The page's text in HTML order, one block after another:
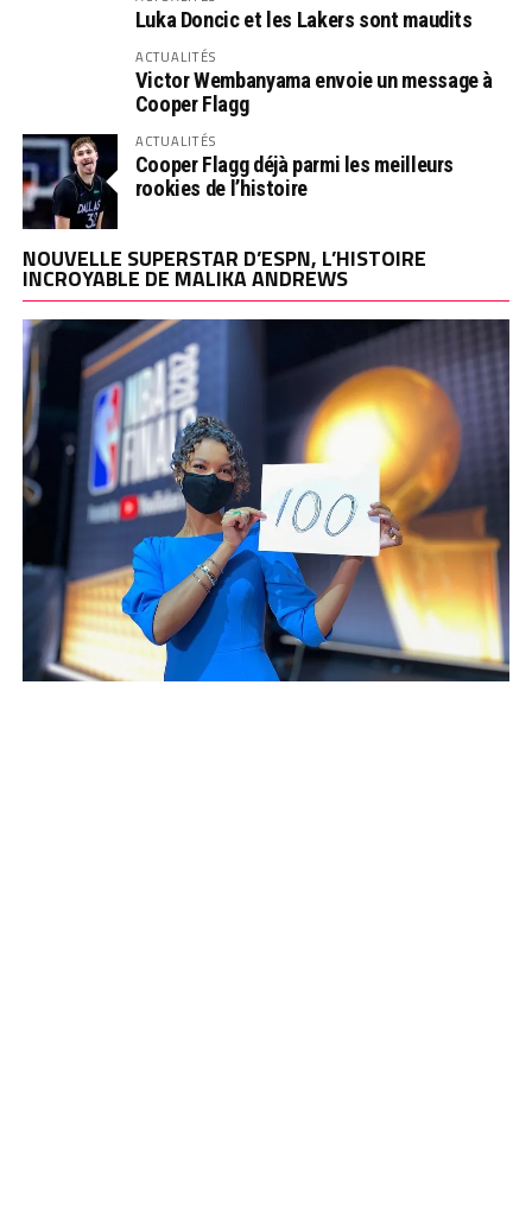
Luka Doncic et les Lakers sont maudits
ACTUALITÉS
Victor Wembanyama envoie un message à
Cooper Flagg
ACTUALITÉS
Cooper Flagg déjà parmi les meilleurs
rookies de l’histoire
NOUVELLE SUPERSTAR D’ESPN, L’HISTOIRE
INCROYABLE DE MALIKA ANDREWS